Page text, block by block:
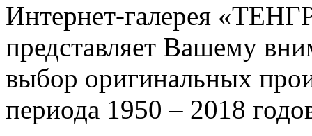
Интернет-галерея
представляет Вашему
выбор оригинальных
периода 1950 – 2018